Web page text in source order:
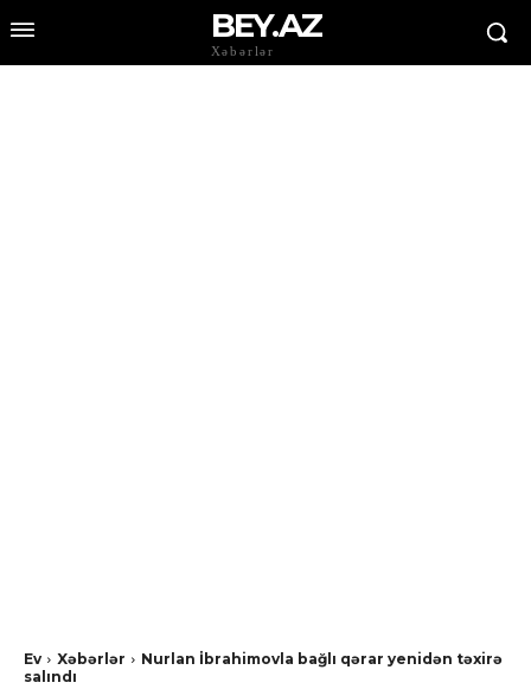
BEY.AZ
Xəbərlər
Ev Xəbərlər
Nurlan İbrahimovla bağlı qərar yenidən təxirə
salındı